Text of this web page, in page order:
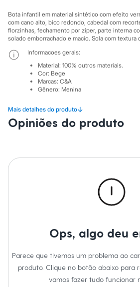
Sapatilhas
Tênis
Marcas
City
Clock House
Mindset
Sawary
Yessica
Moda esportiva
Acessórios
Calçados
Leggings
Shorts e Bermudas
Calcinhas
Cintas e Modeladores
Saídas de praia
Personagens
Blusas e Camisetas
Calças
Casacos e Jaquetas
Bota infantil em material sintético com efeito
com cano alto, bico redondo, cabedal com
florzinhas, fechamento por zíper, parte interna
solado emborrachado e macio. Sola com textura
Mais detalhes do produto↓
Informacoes gerais:
Material: 100% outros materiais.
Cor: Bege
Marcas: C&A
Gênero: Menina
Opiniões do produto
Ops, algo deu
Parece que tivemos um problema ao
produto. Clique no botão abaixo para
vamos fazer tudo funcionar